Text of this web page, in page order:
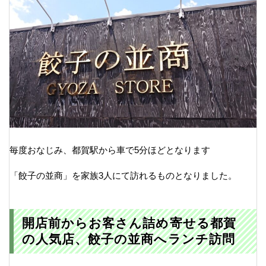
毎度おなじみ、都賀駅から車で5分ほどとなります
「餃子の並商」を家族3人にて訪れるものとなりました。
開店前からお客さん詰め寄せる都賀
の人気店、餃子の並商へランチ訪問